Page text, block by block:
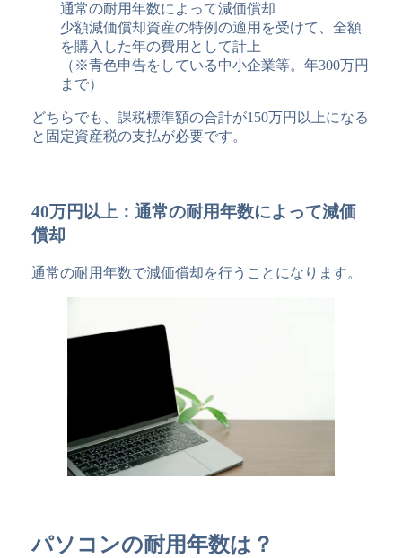
通常の耐用年数によって減価償却
少額減価償却資産の特例の適用を受けて、全額
を購入した年の費用として計上
（※青色申告をしている中小企業等。年300万円
まで）
どちらでも、課税標準額の合計が150万円以上になる
と固定資産税の支払が必要です。
40万円以上：通常の耐用年数によって減価
償却
通常の耐用年数で減価償却を行うことになります。
パソコンの耐用年数は？